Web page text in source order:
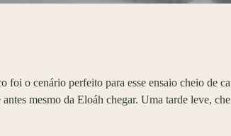
foi o cenário perfeito para esse ensaio cheio de
mesmo da Eloáh chegar. Uma tarde leve,